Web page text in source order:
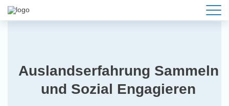
Auslandserfahrung Sammeln
und Sozial Engagieren